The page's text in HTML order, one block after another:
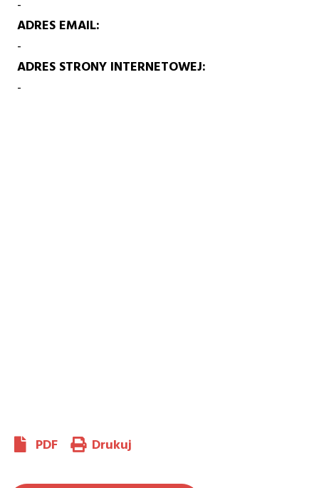
-
ADRES EMAIL
-
ADRES STRONY INTERNETOWEJ
-
PDF Drukuj